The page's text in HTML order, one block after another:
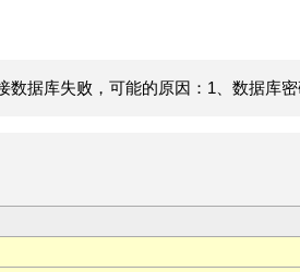
数据库失败，可能的原因：1、数据库密